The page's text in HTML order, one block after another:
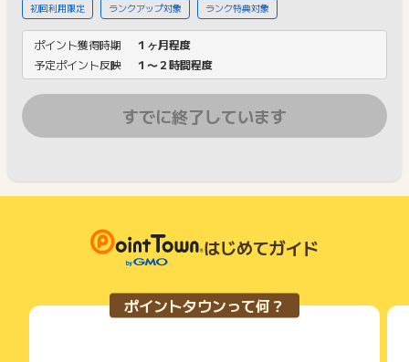
初回利用限定 ランクアップ対象 ランク特典対象
ポイント獲得時期
１ヶ月程度
予定ポイント反映
１〜２時間程度
すでに終了しています
はじめてガイド
ポイントタウンって何？